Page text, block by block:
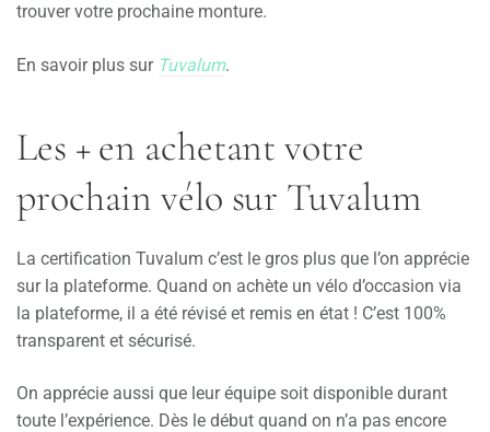
trouver votre prochaine monture.
En savoir plus sur Tuvalum.
Les + en achetant votre
prochain vélo sur Tuvalum
La certification Tuvalum c’est le gros plus que l’on apprécie
sur la plateforme. Quand on achète un vélo d’occasion via
la plateforme, il a été révisé et remis en état ! C’est 100%
transparent et sécurisé.
On apprécie aussi que leur équipe soit disponible durant
toute l’expérience. Dès le début quand on n’a pas encore